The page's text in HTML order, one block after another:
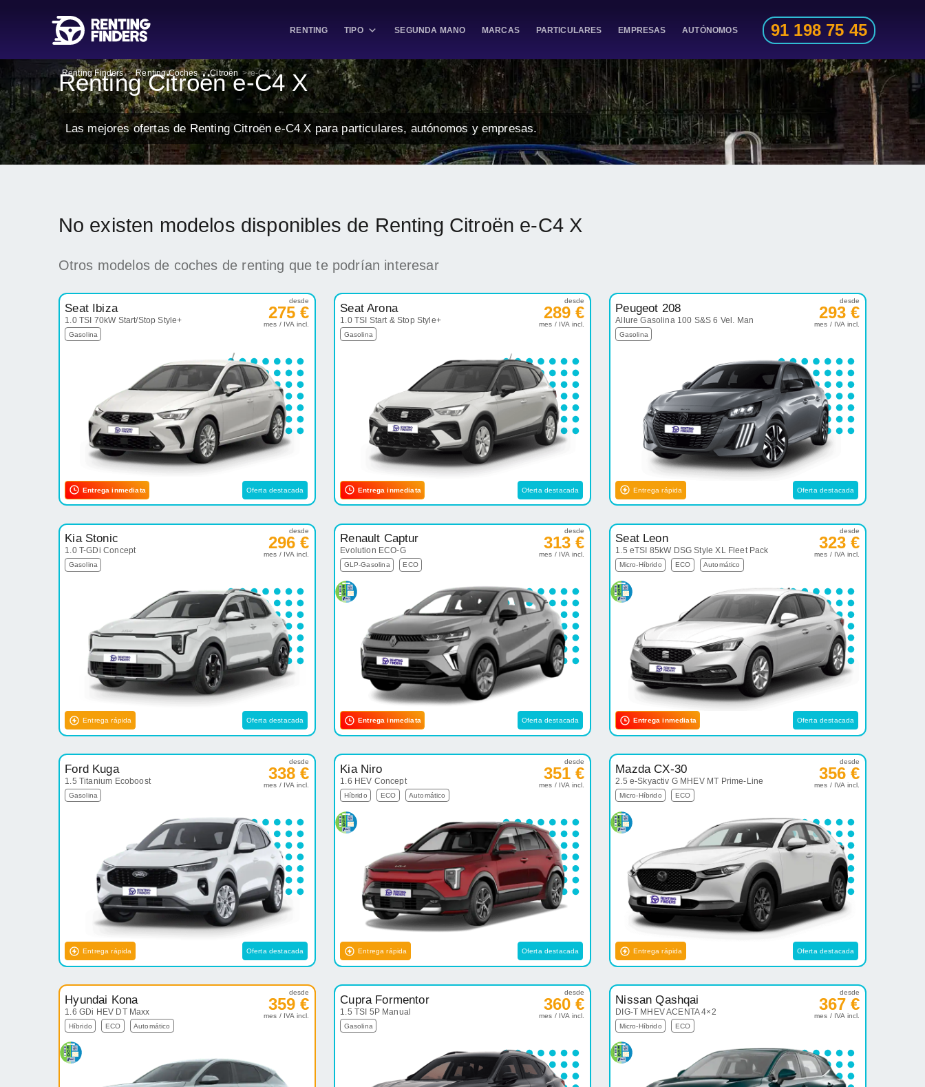
RENTING TIPO SEGUNDA MANO MARCAS PARTICULARES EMPRESAS AUTÓNOMOS 91 198 75 45
Renting Finders > Renting Coches > Citroën > e-C4 X
Renting Citroën e-C4 X
Las mejores ofertas de Renting Citroën e-C4 X para particulares, autónomos y empresas.
No existen modelos disponibles de Renting Citroën e-C4 X
Otros modelos de coches de renting que te podrían interesar
Seat Ibiza
1.0 TSI 70kW Start/Stop Style+
Gasolina
desde
275 €
mes / IVA incl.
Entrega inmediata Oferta destacada
Seat Arona
1.0 TSI Start & Stop Style+
Gasolina
desde
289 €
mes / IVA incl.
Entrega inmediata Oferta destacada
Peugeot 208
Allure Gasolina 100 S&S 6 Vel. Man
Gasolina
desde
293 €
mes / IVA incl.
Entrega rápida Oferta destacada
Kia Stonic
1.0 T-GDi Concept
Gasolina
desde
296 €
mes / IVA incl.
Entrega rápida Oferta destacada
Renault Captur
Evolution ECO-G
GLP-Gasolina ECO
desde
313 €
mes / IVA incl.
Entrega inmediata Oferta destacada
Seat Leon
1.5 eTSI 85kW DSG Style XL Fleet Pack
Micro-Híbrido ECO Automático
desde
323 €
mes / IVA incl.
Entrega inmediata Oferta destacada
Ford Kuga
1.5 Titanium Ecoboost
Gasolina
desde
338 €
mes / IVA incl.
Entrega rápida Oferta destacada
Kia Niro
1.6 HEV Concept
Híbrido ECO Automático
desde
351 €
mes / IVA incl.
Entrega rápida Oferta destacada
Mazda CX-30
2.5 e-Skyactiv G MHEV MT Prime-Line
Micro-Híbrido ECO
desde
356 €
mes / IVA incl.
Entrega rápida Oferta destacada
Hyundai Kona
1.6 GDi HEV DT Maxx
Híbrido ECO Automático
desde
359 €
mes / IVA incl.
Cupra Formentor
1.5 TSI 5P Manual
Gasolina
desde
360 €
mes / IVA incl.
Nissan Qashqai
DIG-T MHEV ACENTA 4×2
Micro-Híbrido ECO
desde
367 €
mes / IVA incl.